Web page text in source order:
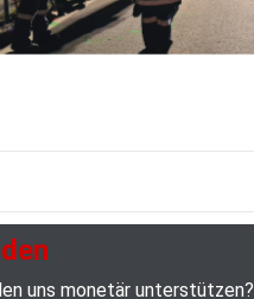
uns monetär unterstützen?